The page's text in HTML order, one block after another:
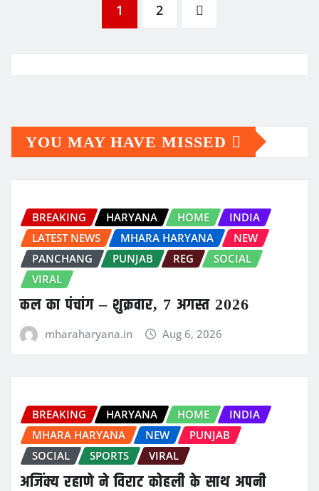
1 2
YOU MAY HAVE MISSED
BREAKING HARYANA HOME
INDIA
LATEST NEWS
MHARA HARYANA
NEW
PANCHANG
PUNJAB REG
SOCIAL
VIRAL
कल का पंचांग – शुक्रवार, 7 अगस्त 2026
mharaharyana.in Aug 6, 2026
BREAKING HARYANA HOME
INDIA
MHARA HARYANA
NEW
PUNJAB
SOCIAL
SPORTS VIRAL
अजिंक्य रहाणे ने विराट कोहली के साथ अपनी